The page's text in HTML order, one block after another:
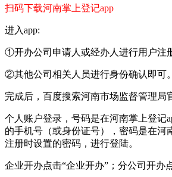
扫码下载河南掌上登记app
进入app:
①开办公司申请人或经办人进行用户注
②其他公司相关人员进行身份确认即可。
完成后，百度搜索河南市场监督管理局
个人账户登录，号码是在河南掌上登记
的手机号（或身份证号），密码是在河
注册时设置的密码，进行登陆。
企业开办点击“企业开办”；分公司开办